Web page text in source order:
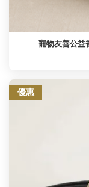
寵物友善公益
優惠